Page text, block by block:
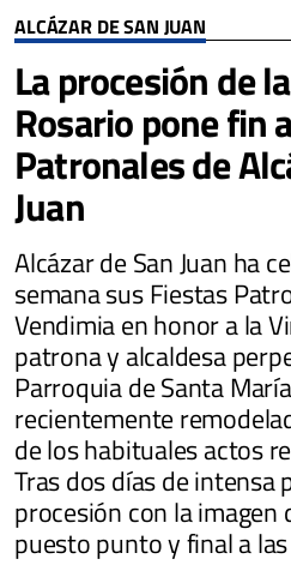
ALCÁZAR DE SAN JUAN
La procesión de
Rosario pone fin
Patronales de
Juan
Alcázar de San Juan ha
semana sus Fiestas
Vendimia en honor a la
patrona y alcaldesa
Parroquia de Santa
recientemente
de los habituales actos
Tras dos días de intensa
procesión con la imagen
puesto punto y final a